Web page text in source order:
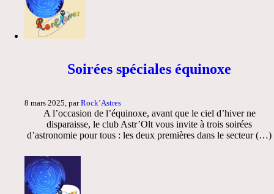
Soirées spéciales équinoxe
8 mars 2025, parRock’Astres
A l’occasion de l’équinoxe, avant que le ciel d’hiver ne
disparaisse, le club Astr’Olt vous invite à trois soirées
d’astronomie pour tous : les deux premières dans le secteur (…)